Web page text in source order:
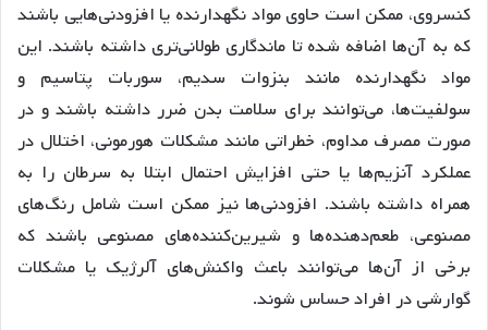
کنسروی، ممکن است حاوی مواد نگهدارنده یا افزودنی‌هایی باشند
که به آن‌ها اضافه شده تا ماندگاری طولانی‌تری داشته باشند. این
مواد نگهدارنده مانند بنزوات سدیم، سوربات پتاسیم و
سولفیت‌ها، می‌توانند برای سلامت بدن ضرر داشته باشند و در
صورت مصرف مداوم، خطراتی مانند مشکلات هورمونی، اختلال در
عملکرد آنزیم‌ها یا حتی افزایش احتمال ابتلا به سرطان را به
همراه داشته باشند. افزودنی‌ها نیز ممکن است شامل رنگ‌های
مصنوعی، طعم‌دهنده‌ها و شیرین‌کننده‌های مصنوعی باشند که
برخی از آن‌ها می‌توانند باعث واکنش‌های آلرژیک یا مشکلات
گوارشی در افراد حساس شوند.